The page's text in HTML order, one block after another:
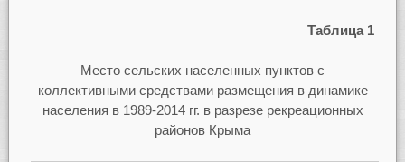
Таблица 1
Место сельских населенных пунктов с
коллективными средствами размещения в динамике
населения в 1989-2014 гг. в разрезе рекреационных
районов Крыма